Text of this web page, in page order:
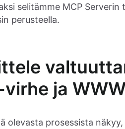
selitämme MCP
perusteella.
virhe ja
olevasta prosessista